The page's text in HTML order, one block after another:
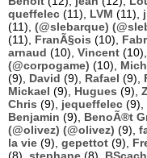
queffelec (11), LVM (11),
(11), (@slebarque)
(11), FranÃ§ois (10),
arnaud (10), Vincent (10),
(@corpogame) (10),
(9), David (9), Rafael (9),
Mickael (9), Hugues (9),
Chris (9), jequeffelec (9),
Benjamin (9), BenoÃ®t
(@olivez) (@olivez) (9),
la vie (9), gepettot (9),